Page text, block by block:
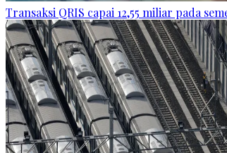
Transaksi QRIS capai 12,55 miliar pada